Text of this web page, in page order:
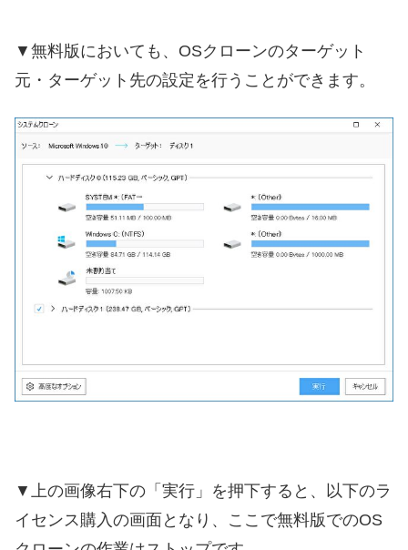
▼無料版においても、OSクローンのターゲット
元・ターゲット先の設定を行うことができます。
▼上の画像右下の「実行」を押下すると、以下のラ
イセンス購入の画面となり、ここで無料版でのOS